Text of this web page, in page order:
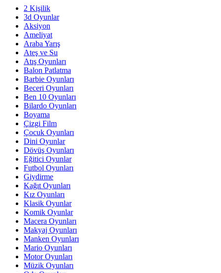
2 Kişilik
3d Oyunlar
Aksiyon
Ameliyat
Araba Yarış
Ateş ve Su
Atış Oyunları
Balon Patlatma
Barbie Oyunları
Beceri Oyunları
Ben 10 Oyunları
Bilardo Oyunları
Boyama
Çizgi Film
Çocuk Oyunları
Dini Oyunlar
Dövüş Oyunları
Eğitici Oyunlar
Futbol Oyunları
Giydirme
Kağıt Oyunları
Kız Oyunları
Klasik Oyunlar
Komik Oyunlar
Macera Oyunları
Makyaj Oyunları
Manken Oyunları
Mario Oyunları
Motor Oyunları
Müzik Oyunları